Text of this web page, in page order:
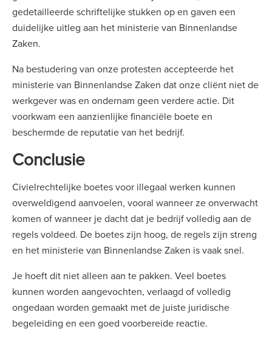
gedetailleerde schriftelijke stukken op en gaven een
duidelijke uitleg aan het ministerie van Binnenlandse
Zaken.
Na bestudering van onze protesten accepteerde het
ministerie van Binnenlandse Zaken dat onze cliënt niet de
werkgever was en ondernam geen verdere actie. Dit
voorkwam een aanzienlijke financiële boete en
beschermde de reputatie van het bedrijf.
Conclusie
Civielrechtelijke boetes voor illegaal werken kunnen
overweldigend aanvoelen, vooral wanneer ze onverwacht
komen of wanneer je dacht dat je bedrijf volledig aan de
regels voldeed. De boetes zijn hoog, de regels zijn streng
en het ministerie van Binnenlandse Zaken is vaak snel.
Je hoeft dit niet alleen aan te pakken. Veel boetes
kunnen worden aangevochten, verlaagd of volledig
ongedaan worden gemaakt met de juiste juridische
begeleiding en een goed voorbereide reactie.